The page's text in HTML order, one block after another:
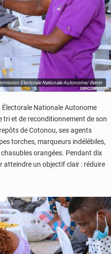
Electorale Nationale Autonome/ Benin
Électorale Nationale Autonome
tri et de reconditionnement de son
de Cotonou, ses agents
torches, marqueurs indélébiles,
orangées. Pendant dix
atteindre un objectif clair : réduire